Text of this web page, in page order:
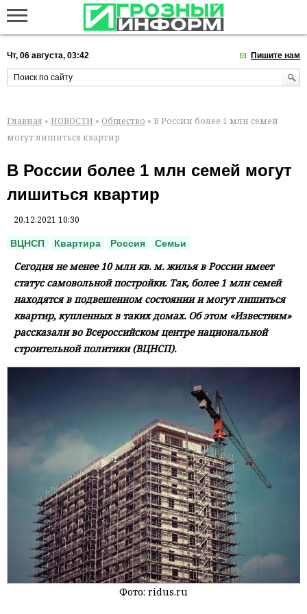
Чт, 06 августа, 03:42 Пишите нам
Главная » НОВОСТИ » Общество » В России более 1 млн семей
могут лишиться квартир
В России более 1 млн семей могут
лишиться квартир
20.12.2021 10:30
ВЦНСП Квартира Россия Семьи
Сегодня не менее 10 млн кв. м. жилья в России имеет
статус самовольной постройки. Так, более 1 млн семей
находятся в подвешенном состоянии и могут лишиться
квартир, купленных в таких домах. Об этом «Известиям»
рассказали во Всероссийском центре национальной
строительной политики (ВЦНСП).
Фото: ridus.ru